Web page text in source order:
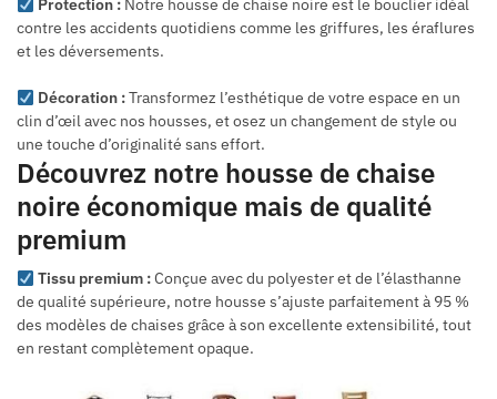
Protection :Notre housse de chaise noire est le bouclier idéal
contre les accidents quotidiens comme les griffures, les éraflures
et les déversements.
Décoration :Transformez l’esthétique de votre espace en un
clin d’œil avec nos housses, et osez un changement de style ou
une touche d’originalité sans effort.
Découvrez notre housse de chaise
noire économique mais de qualité
premium
Tissu premium :Conçue avec du polyester et de l’élasthanne
de qualité supérieure, notre housse s’ajuste parfaitement à 95 %
des modèles de chaises grâce à son excellente extensibilité, tout
en restant complètement opaque.